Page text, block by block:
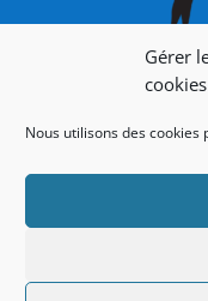
Gérer
cookies
Nous utilisons des